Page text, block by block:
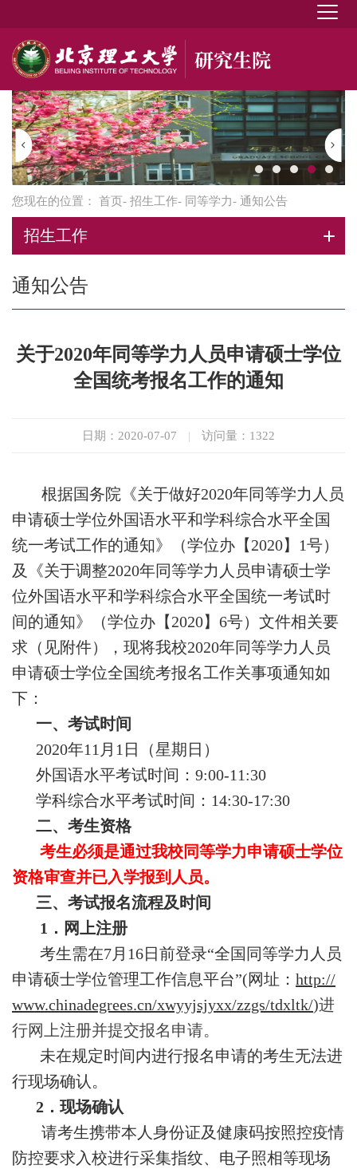
您现在的位置： 首页- 招生工作- 同等学力- 通知公告
招生工作
通知公告
关于2020年同等学力人员申请硕士学位
全国统考报名工作的通知
日期：2020-07-07 | 访问量： 1322
根据国务院《关于做好2020年同等学力人员
申请硕士学位外国语水平和学科综合水平全国
统一考试工作的通知》（学位办【2020】1号）
及《关于调整2020年同等学力人员申请硕士学
位外国语水平和学科综合水平全国统一考试时
间的通知》（学位办【2020】6号）文件相关要
求（见附件），现将我校2020年同等学力人员
申请硕士学位全国统考报名工作关事项通知如
下：
一、考试时间
2020年11月1日（星期日）
外国语水平考试时间：9:00-11:30
学科综合水平考试时间：14:30-17:30
二、考生资格
考生必须是通过我校同等学力申请硕士学位
资格审查并已入学报到人员。
三、考试报名流程及时间
1．网上注册
考生需在7月16日前登录“全国同等学力人员
申请硕士学位管理工作信息平台”(网址： http://
www.chinadegrees.cn/xwyyjsjyxx/zzgs/tdxltk/)进
行网上注册并提交报名申请。
未在规定时间内进行报名申请的考生无法进
行现场确认。
2．现场确认
请考生携带本人身份证及健康码按照控疫情
防控要求入校进行采集指纹、电子照相等现场